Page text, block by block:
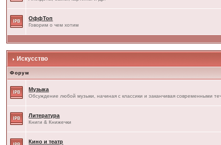
ОффТоп
Говорим о чем хотим
Искусство
Форум
Музыка
Обсуждение любой музыки, начиная с классики и заканчивая современными
Литература
Книги & Книжечки
Кино и театр